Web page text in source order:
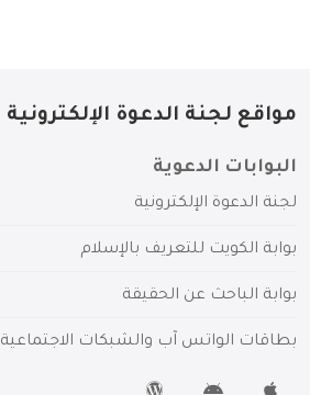
مواقع لجنة الدعوة الإلكترونية
البوابات الدعوية
لجنة الدعوة الإلكترونية
بوابة الكويت للتعريف بالإسلام
بوابة الباحث عن الحقيقة
بطاقات الواتس آب والشبكات الاجتماعية